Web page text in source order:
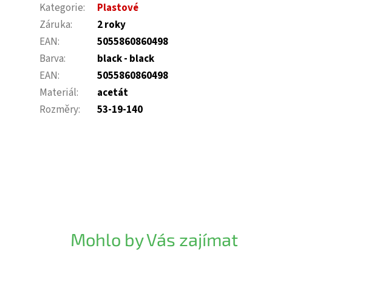
Kategorie:
Plastové
Záruka:
2 roky
EAN:
5055860860498
Barva:
black - black
EAN:
5055860860498
Materiál:
acetát
Rozměry: 53-19-140
Mohlo by Vás zajímat